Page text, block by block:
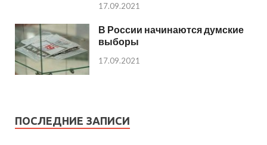
17.09.2021
В России начинаются думские
выборы
17.09.2021
ПОСЛЕДНИЕ ЗАПИСИ